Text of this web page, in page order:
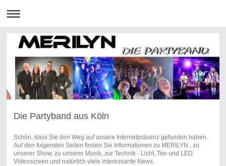
Die Partyband aus Köln
Schön, dass Sie den Weg auf unsere Internetpräsenz gefunden haben.
Auf den folgenden Seiten finden Sie Informationen zu MERILYN , zu
unserer Show, zu unserer Musik, zur Technik - Licht, Ton und LED
Videoscreen und natürlich viele interessante News.